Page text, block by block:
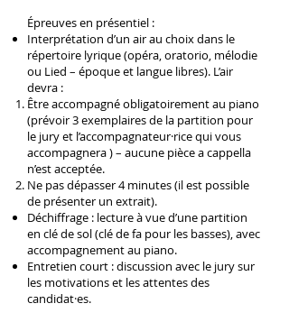
Épreuves en présentiel :
Interprétation d’un air au choix dans le
répertoire lyrique (opéra, oratorio, mélodie
ou Lied – époque et langue libres). L’air
devra :
Être accompagné obligatoirement au piano
(prévoir 3 exemplaires de la partition pour
le jury et l’accompagnateur·rice qui vous
accompagnera ) – aucune pièce a cappella
n’est acceptée.
Ne pas dépasser 4 minutes (il est possible
de présenter un extrait).
Déchiffrage : lecture à vue d’une partition
en clé de sol (clé de fa pour les basses), avec
accompagnement au piano.
Entretien court : discussion avec le jury sur
les motivations et les attentes des
candidat·es.